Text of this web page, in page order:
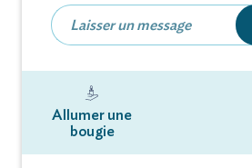
Allumer une
bougie